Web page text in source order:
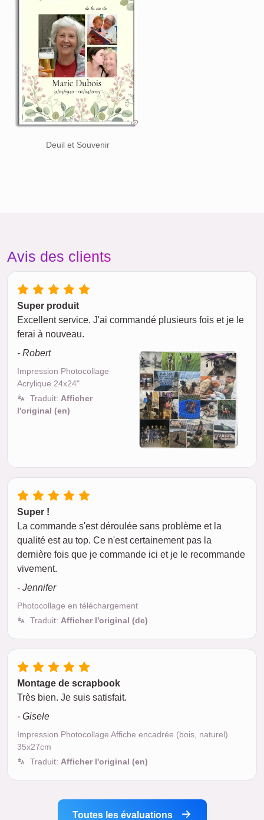
Deuil et Souvenir
Avis des clients
Super produit
Excellent service. J'ai commandé plusieurs fois et je le
ferai à nouveau.
- Robert
Impression Photocollage
Acrylique 24x24"
Traduit: Afficher
l'original (en)
Super !
La commande s'est déroulée sans problème et la
qualité est au top. Ce n'est certainement pas la
dernière fois que je commande ici et je le recommande
vivement.
- Jennifer
Photocollage en téléchargement
Traduit: Afficher l'original (de)
Montage de scrapbook
Très bien. Je suis satisfait.
- Gisele
Impression Photocollage Affiche encadrée (bois, naturel)
35x27cm
Traduit: Afficher l'original (en)
Toutes les évaluations